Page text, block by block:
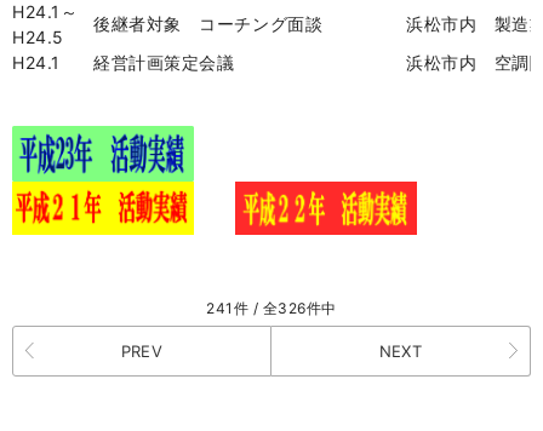
H24.1 ～
H24.5
後継者対象 コーチング面談
浜松市内 製造
H24.1
経営計画策定会議 浜松市内 空調
241件 / 全326件中
PREV NEXT